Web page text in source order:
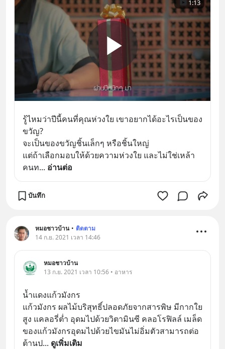
1:13
รู้ไหมว่าปีนี้คนที่คุณห่วงใย เขาอยากได้อะไรเป็นของ
ขวัญ?
จะเป็นของขวัญชิ้นเล็กๆ หรือชิ้นใหญ่
แต่ถ้าเลือกมอบให้ด้วยความห่วงใย และไม่ใช่เหล้า
คนท... อ่านต่อ
บันทึก
หมอชาวบ้าน • ติดตาม
14 ก.ย. 2021 เวลา 14:46
หมอชาวบ้าน
13 ก.ย. 2021 เวลา 10:56 • อาหาร
น้ำแดงแก้วมังกร
แก้วมังกร ผลไม้บริสุทธิ์ปลอดภัยจากสารพิษ มีกากใย
สูง แคลอรี่ต่ำ อุดมไปด้วยวิตามินซี คลอโรฟิลล์ เมล็ด
ของแก้วมังกรอุดมไปด้วยไขมันไม่อิ่มตัวสามารถต่อ
ต้านป... ดูเพิ่มเติม